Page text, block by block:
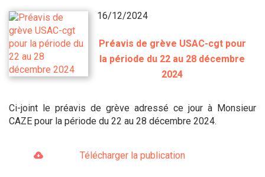
16/12/2024
Préavis de grève USAC-cgt pour
la période du 22 au 28 décembre
2024
Ci-joint le préavis de grève adressé ce jour à Monsieur
CAZE pour la période du 22 au 28 décembre 2024.
Télécharger la publication